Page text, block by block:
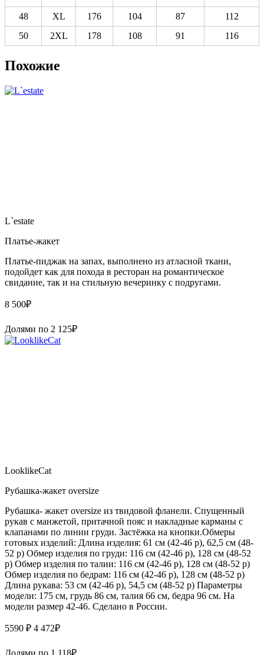
48
XL 176 104 87
112
50
2XL 178 108 91 116
Похожие
L`estate
Платье-жакет
Платье-пиджак на запах, выполнено из атласной ткани,
подойдет как для похода в ресторан на романтическое
свидание, так и на стильную вечеринку с подругами.
8 500₽
Долями по 2 125₽
LooklikeCat
Рубашка-жакет oversize
Рубашка- жакет oversize из твидовой фланели. Спущенный
рукав с манжетой, притачной пояс и накладные карманы с
клапанами по линии груди. Застёжка на кнопки.Обмеры
готовых изделий: Длина изделия: 61 см (42-46 р), 62,5 см (48-
52 р) Обмер изделия по груди: 116 см (42-46 р), 128 см (48-52
р) Обмер изделия по талии: 116 см (42-46 р), 128 см (48-52 р)
Обмер изделия по бедрам: 116 см (42-46 р), 128 см (48-52 р)
Длина рукава: 53 см (42-46 р), 54,5 см (48-52 р) Параметры
модели: 175 см, грудь 86 см, талия 66 см, бедра 96 см. На
модели размер 42-46. Сделано в России.
5590 ₽ 4 472₽
Долями по 1 118₽